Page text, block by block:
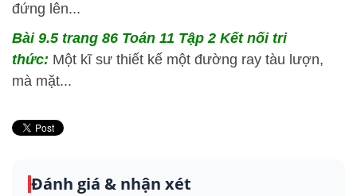
đứng lên...
Bài 9.5 trang 86 Toán 11 Tập 2 Kết nối tri
thức: Một kĩ sư thiết kế một đường ray tàu lượn,
mà mặt...
Đánh giá & nhận xét